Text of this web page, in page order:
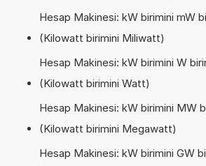
Hesap Makinesi: kW birimini mW
(Kilowatt birimini Miliwatt)
Hesap Makinesi: kW birimini W
(Kilowatt birimini Watt)
Hesap Makinesi: kW birimini MW
(Kilowatt birimini Megawatt)
Hesap Makinesi: kW birimini GW